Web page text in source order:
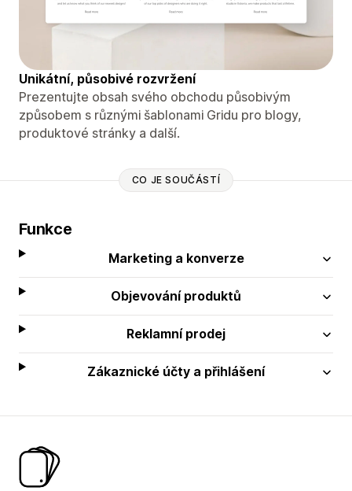
Unikátní, působivé rozvržení
Prezentujte obsah svého obchodu působivým
způsobem s různými šablonami Gridu pro blogy,
produktové stránky a další.
CO JE SOUČÁSTÍ
Funkce
Marketing a konverze
Objevování produktů
Reklamní prodej
Zákaznické účty a přihlášení